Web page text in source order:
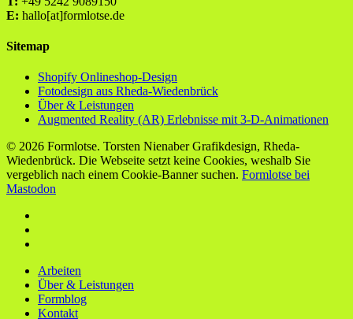
E: hallo[at]formlotse.de
Sitemap
Shopify Onlineshop-Design
Fotodesign aus Rheda-Wiedenbrück
Über & Leistungen
Augmented Reality (AR) Erlebnisse mit 3-D-Animationen
© 2026 Formlotse. Torsten Nienaber Grafikdesign, Rheda-
Wiedenbrück. Die Webseite setzt keine Cookies, weshalb Sie
vergeblich nach einem Cookie-Banner suchen. Formlotse bei
Mastodon
Close
Menu
Arbeiten
Über & Leistungen
Formblog
Kontakt